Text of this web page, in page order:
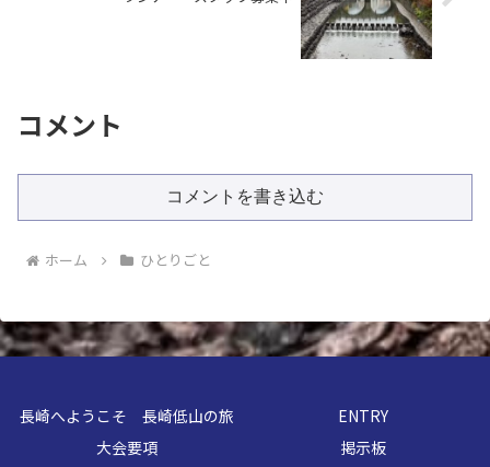
コメント
コメントを書き込む
ホーム ひとりごと
長崎へようこそ 長崎低山の旅
ENTRY
大会要項
掲示板